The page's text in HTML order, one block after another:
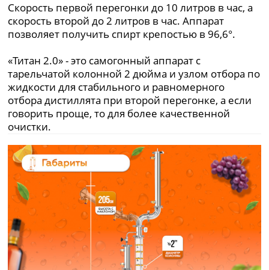
Скорость первой перегонки до 10 литров в час, а
скорость второй до 2 литров в час. Аппарат
позволяет получить спирт крепостью в 96,6°.
«Титан 2.0» - это самогонный аппарат с
тарельчатой колонной 2 дюйма и узлом отбора по
жидкости для стабильного и равномерного
отбора дистиллята при второй перегонке, а если
говорить проще, то для более качественной
очистки.